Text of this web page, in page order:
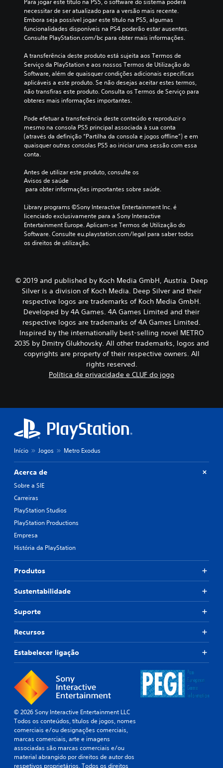
necessitar de ser atualizado para a versão mais recente.
Embora seja possível jogar este título na PS5, algumas
funcionalidades disponíveis na PS4 poderão estar ausentes.
Consulte PlayStation.com/bc para obter mais informações.
A transferência deste produto está sujeita aos Termos de
Serviço da PlayStation e aos nossos Termos de Utilização do
Software, além de quaisquer condições adicionais específicas
aplicáveis a este produto. Se não desejas aceitar estes termos,
não transfiras este produto. Consulta os Termos de Serviço para
obteres mais informações importantes.
Pode efetuar a transferência deste conteúdo e reproduzir o
mesmo na consola PS5 principal associada à sua conta
(através da definição “Partilha da consola e jogos offline”) e em
quaisquer outras consolas PS5 ao iniciar uma sessão com essa
conta.
Antes de utilizar este produto, consulte os
Avisos de saúde
para obter informações importantes sobre saúde.
Library programs ©Sony Interactive Entertainment Inc. é
licenciado exclusivamente para a Sony Interactive
Entertainment Europe. Aplicam-se Termos de Utilização do
Software. Consulte eu.playstation.com/legal para saber todos
os direitos de utilização.
© 2019 and published by Koch Media GmbH, Austria. Deep
Silver is a division of Koch Media. Deep Silver and their
respective logos are trademarks of Koch Media GmbH.
Developed by 4A Games. 4A Games Limited and their
respective logos are trademarks of 4A Games Limited.
Inspired by the internationally best-selling novel METRO
2035 by Dmitry Glukhovsky. All other trademarks, logos and
copyrights are property of their respective owners. All
rights reserved.
Política de privacidade e CLUF do jogo
Início Jogos Metro Exodus
Acerca de
Sobre a SIE
Carreiras
PlayStation Studios
PlayStation Productions
Empresa
História da PlayStation
Produtos
Sustentabilidade
Suporte
Recursos
Estabelecer ligação
© 2026 Sony Interactive Entertainment LLC
Todos os conteúdos, títulos de jogos, nomes
comerciais e/ou designações comerciais,
marcas comerciais, arte e imagens
associadas são marcas comerciais e/ou
material abrangido por direitos de autor dos
respetivos proprietários. Todos os direitos